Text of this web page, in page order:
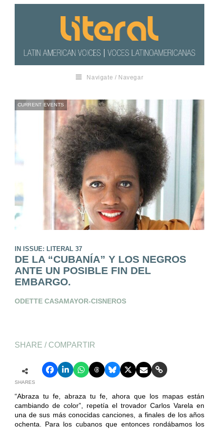
Navigate / Navegar
CURRENT EVENTS
IN ISSUE: LITERAL 37
DE LA “CUBANÍA” Y LOS NEGROS
ANTE UN POSIBLE FIN DEL
EMBARGO.
ODETTE CASAMAYOR-CISNEROS
SHARE / COMPARTIR
SHARES
“Abraza tu fe, abraza tu fe, ahora que los mapas están
cambiando de color”, repetía el trovador Carlos Varela en
una de sus más conocidas canciones, a finales de los años
ochenta. Para los cubanos que entonces rondábamos los